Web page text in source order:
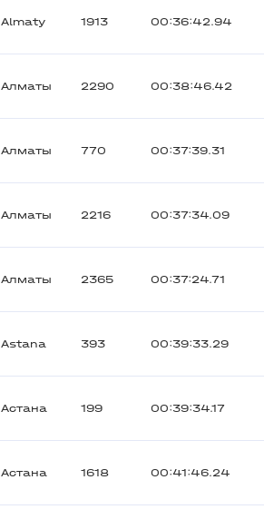
Almaty 1913 00:36:42.94
Алматы 2290 00:38:46.42
Алматы 770 00:37:39.31
Алматы 2216 00:37:34.09
Алматы 2365 00:37:24.71
Astana 393 00:39:33.29
Астана 199 00:39:34.17
Астана 1618 00:41:46.24